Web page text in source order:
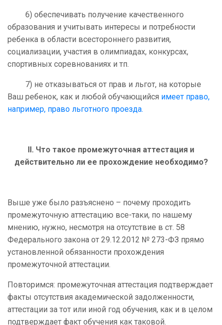
6) обеспечивать получение качественного
образования и учитывать интересы и потребности
ребенка в области всестороннего развития,
социализации, участия в олимпиадах, конкурсах,
спортивных соревнованиях и тп.
7) не отказываться от прав и льгот, на которые
Ваш ребенок, как и любой обучающийся имеет право,
например, право льготного проезда.
II. Что такое промежуточная аттестация и
действительно ли ее прохождение необходимо?
Выше уже было разъяснено – почему проходить
промежуточную аттестацию все-таки, по нашему
мнению, нужно, несмотря на отсутствие в ст. 58
Федерального закона от 29.12.2012 № 273-ФЗ прямо
установленной обязанности прохождения
промежуточной аттестации.
Повторимся: промежуточная аттестация подтверждает
факты отсутствия академической задолженности,
аттестации за тот или иной год обучения, как и в целом
подтверждает факт обучения как таковой.